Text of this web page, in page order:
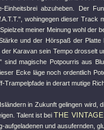
Einheitsbrei abzuheben. Der
, wohingegen dieser Track
meiner Meinung wohl der
und der Hörspaß der
der Karavan sein Tempo drosselt
sind magische Potpourris aus
Ecke läge noch ordentlich
Trampelpfade in derart mutige
in Zukunft gelingen wird,
Talent ist beiTHE
aufgeladenen und ausufernden,